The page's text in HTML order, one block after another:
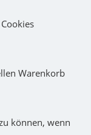
Warenkorb
können, wenn